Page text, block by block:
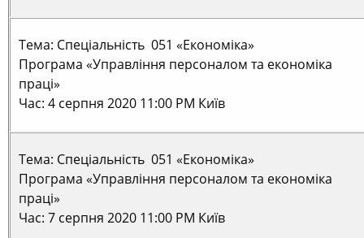
Тема: Спеціальність 051 «Економіка»
Програма «Управління персоналом та економіка
праці»
Час: 4 серпня 2020 11:00 PM Київ
Тема: Спеціальність 051 «Економіка»
Програма «Управління персоналом та економіка
праці»
Час: 7 серпня 2020 11:00 PM Київ